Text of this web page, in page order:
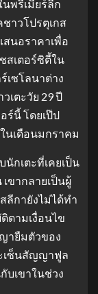
นพรีเมียร์ลีก
าวโปรตุเกส
นอราคาเพื่อ
สเตอร์ซิตี้ใน
เซโลนาต่าง
เตะวัย 29 ปี
ร์นี้ โดยเป๊ป
นเดือนมกราคม
กเตะที่เคยเป็น
ขากลายเป็นผู้
ลีกายังไม่ได้ทำ
ตามเงื่อนไข
ายืมตัวของ
เซ็นสัญญาฟูล
บเขาในช่วง